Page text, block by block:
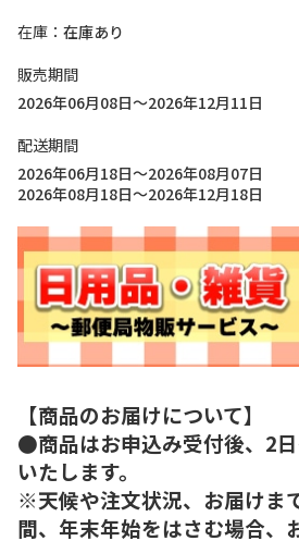
在庫
在庫あり
販売期間
2026年06月08日～2026年12月11日
配送期間
2026年06月18日～2026年08月07日
2026年08月18日～2026年12月18日
【商品のお届けについて】
●商品はお申込み受付後、2
いたします。
※天候や注文状況、お届けま
間、年末年始をはさむ場合、